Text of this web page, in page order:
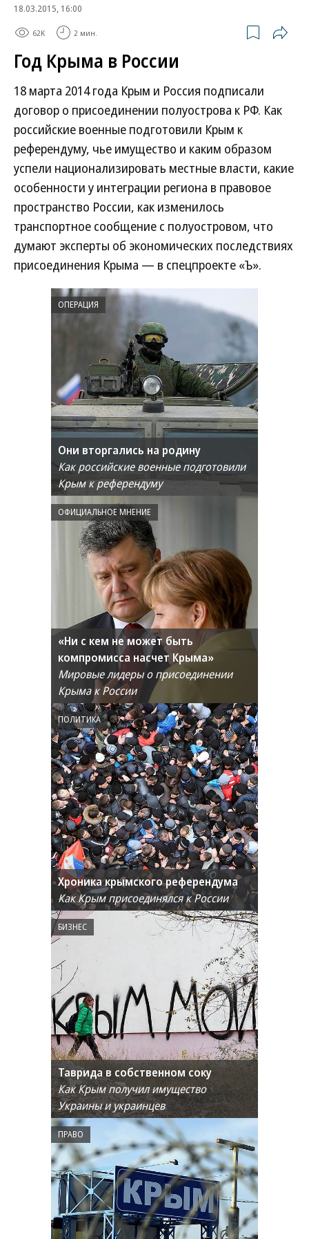
18.03.2015, 16:00
62K 2 мин.
Год Крыма в России
18 марта 2014 года Крым и Россия подписали
договор о присоединении полуострова к РФ. Как
российские военные подготовили Крым к
референдуму, чье имущество и каким образом
успели национализировать местные власти, какие
особенности у интеграции региона в правовое
пространство России, как изменилось
транспортное сообщение с полуостровом, что
думают эксперты об экономических последствиях
присоединения Крыма — в спецпроекте «Ъ».
ОПЕРАЦИЯ
Они вторгались на родину
Как российские военные подготовили
Крым к референдуму
ОФИЦИАЛЬНОЕ МНЕНИЕ
«Ни с кем не может быть
компромисса насчет Крыма»
Мировые лидеры о присоединении
Крыма к России
ПОЛИТИКА
Хроника крымского референдума
Как Крым присоединялся к России
БИЗНЕС
Таврида в собственном соку
Как Крым получил имущество
Украины и украинцев
ПРАВО